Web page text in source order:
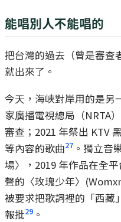
能唱別人不能唱的
把台灣的過去（曾是審查
就出來了。
今天，海峽對岸用的是另
家廣播電視總局（NRTA
審查；2021 年祭出 KTV
等內容的歌曲27 。獨立音
場〉，2019 年作品在全
聲的〈玫瑰少年〉
被要求把歌詞裡的「西藏
報批29 。